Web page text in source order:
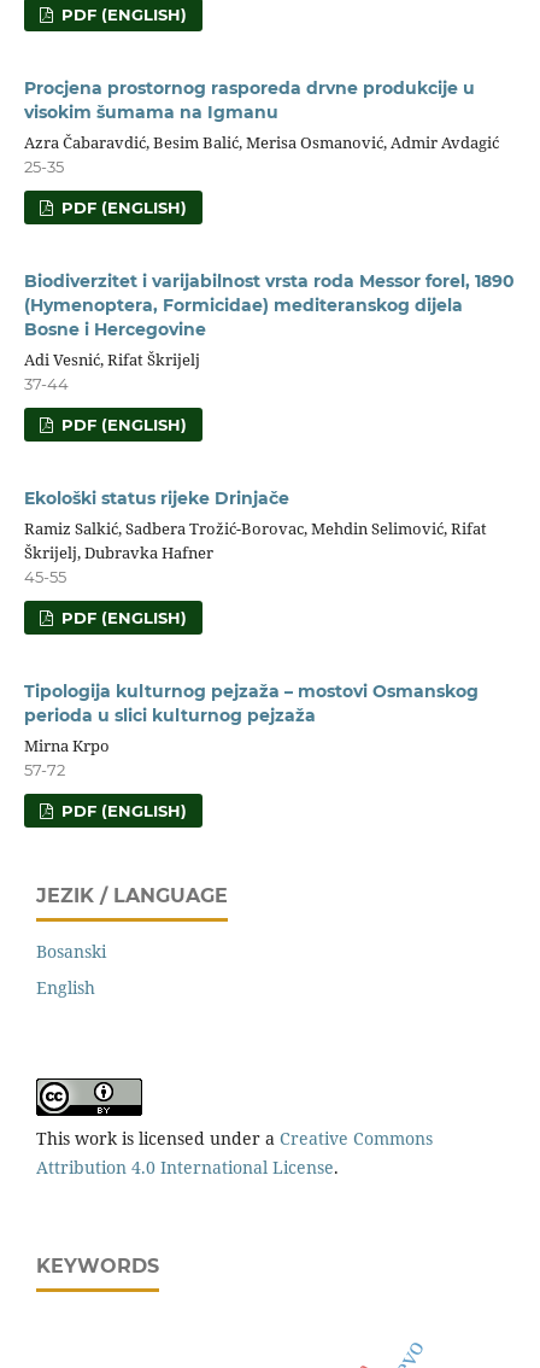
PDF (ENGLISH)
Procjena prostornog rasporeda drvne produkcije u
visokim šumama na Igmanu
Azra Čabaravdić, Besim Balić, Merisa Osmanović, Admir Avdagić
25-35
PDF (ENGLISH)
Biodiverzitet i varijabilnost vrsta roda Messor forel, 1890
(Hymenoptera, Formicidae) mediteranskog dijela
Bosne i Hercegovine
Adi Vesnić, Rifat Škrijelj
37-44
PDF (ENGLISH)
Ekološki status rijeke Drinjače
Ramiz Salkić, Sadbera Trožić-Borovac, Mehdin Selimović, Rifat
Škrijelj, Dubravka Hafner
45-55
PDF (ENGLISH)
Tipologija kulturnog pejzaža – mostovi Osmanskog
perioda u slici kulturnog pejzaža
Mirna Krpo
57-72
PDF (ENGLISH)
JEZIK / LANGUAGE
Bosanski
English
This work is licensed under a Creative Commons
Attribution 4.0 International License.
KEYWORDS